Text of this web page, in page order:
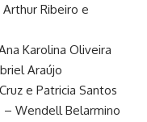
Arthur Ribeiro e
Karolina Oliveira
Araújo
e Patricia Santos
– Wendell Belarmino